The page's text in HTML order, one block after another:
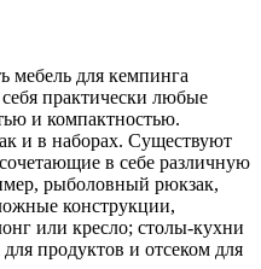
мебель для кемпинга
практически любые
и компактностью.
и в наборах. Существуют
в себе различную
рыболовный рюкзак,
конструкции,
или кресло; столы-кухни
продуктов и отсеком для